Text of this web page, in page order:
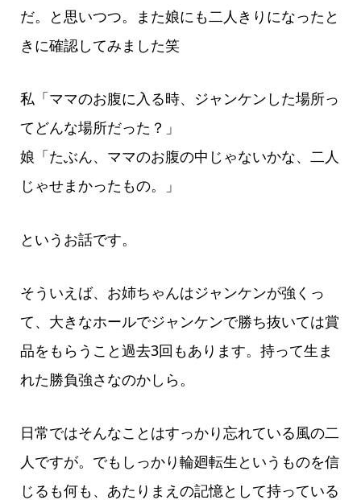
だ。と思いつつ。また娘にも二人きりになったと
きに確認してみました笑
私「ママのお腹に入る時、ジャンケンした場所っ
てどんな場所だった？」
娘「たぶん、ママのお腹の中じゃないかな、二人
じゃせまかったもの。」
というお話です。
そういえば、お姉ちゃんはジャンケンが強くっ
て、大きなホールでジャンケンで勝ち抜いては賞
品をもらうこと過去3回もあります。持って生ま
れた勝負強さなのかしら。
日常ではそんなことはすっかり忘れている風の二
人ですが。でもしっかり輪廻転生というものを信
じるも何も、あたりまえの記憶として持っている